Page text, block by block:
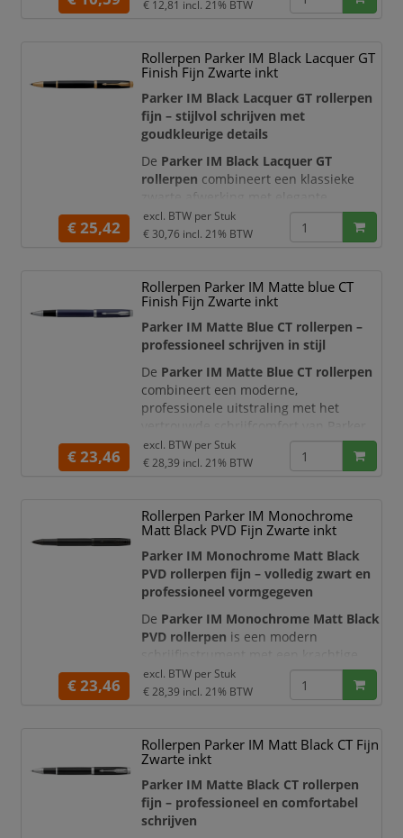
iconische Parker-pijlclip geven deze
grotere diameter ligt de pen prettig in
de hand, waardoor hij zeer geschikt is
voor dagelijks en langduri
€ 12,81 incl. 21% BTW
Rollerpen Parker IM Black Lacquer GT
Finish Fijn Zwarte inkt
Parker IM Black Lacquer GT rollerpen
fijn – stijlvol schrijven met
goudkleurige details
De Parker IM Black Lacquer GT
rollerpen combineert een klassieke
zwarte afwerking met elegante
goudkleurige accenten. De slanke, taps
toelopende vorm en de herkenbare
uitstraling. Hierdoor is de pen
uitstekend geschikt voor dagelijks
gebruik op kantoor, tijdens
vergaderingen en bij zakelijk
€ 25,42
excl. BTW per Stuk
€ 30,76 incl. 21% BTW
Rollerpen Parker IM Matte blue CT
Finish Fijn Zwarte inkt
Parker IM Matte Blue CT rollerpen –
professioneel schrijven in stijl
De Parker IM Matte Blue CT rollerpen
combineert een moderne,
professionele uitstraling met het
vertrouwde schrijfcomfort van Parker.
De slanke, taps toelopende vorm ligt
prettig en natuurlijk in de hand, terwijl
representatieve afwerking. Hierdoor is
deze Parker rollerpen bijzonder
geschikt voor dagelijks gebruik o
€ 23,46
excl. BTW per Stuk
€ 28,39 incl. 21% BTW
Rollerpen Parker IM Monochrome
Matt Black PVD Fijn Zwarte inkt
Parker IM Monochrome Matt Black
PVD rollerpen fijn – volledig zwart en
professioneel vormgegeven
De Parker IM Monochrome Matt Black
PVD rollerpen is een modern
schrijfinstrument met een krachtige,
volledig zwarte uitstraling. De
matzwarte houder, zwarte details en
Deze ingetogen stealth-esthetiek maakt
de rollerpen bijzonder geschikt voor
professionals die waarde hecht
€ 23,46
excl. BTW per Stuk
€ 28,39 incl. 21% BTW
Rollerpen Parker IM Matt Black CT Fijn
Zwarte inkt
Parker IM Matte Black CT rollerpen
fijn – professioneel en comfortabel
schrijven